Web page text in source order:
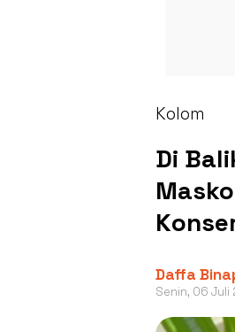
Kolom
Di
Daffa
Senin, 06 Juli